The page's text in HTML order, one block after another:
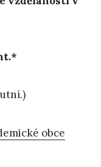
obce